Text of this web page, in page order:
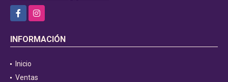
FacebookInstagram
INFORMACIÓN
Inicio
Ventas